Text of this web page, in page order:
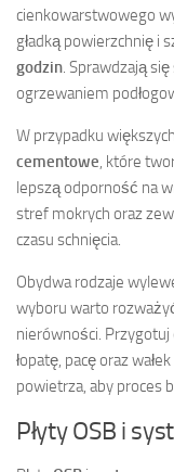
cienkowarstwowego
gładką powierzchnię i
godzin. Sprawdzają
ogrzewaniem
W przypadku
cementowe, które
lepszą odporność na
stref mokrych oraz
czasu schnięcia.
Obydwa rodzaje
wyboru warto
nierówności.
łopatę, pacę oraz
powietrza, aby proces
Płyty OSB i